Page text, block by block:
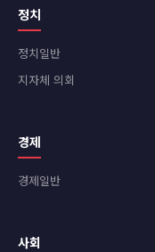
정치
정치일반
지자체 의회
경제
경제일반
사회